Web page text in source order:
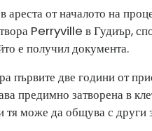
ареста от началото на
Perryville в Гудиър,
е получил документа.
първите две години от
предимно затворена в
тя може да общува с други